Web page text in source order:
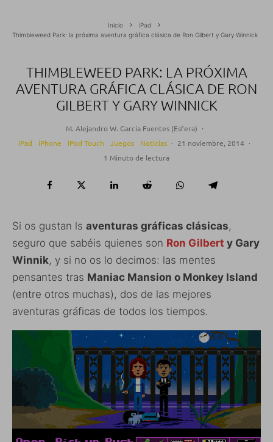
Inicio
iPad
Thimbleweed Park: la próxima aventura gráfica clásica de Ron Gilbert y Gary Winnick
THIMBLEWEED PARK: LA PRÓXIMA
AVENTURA GRÁFICA CLÁSICA DE RON
GILBERT Y GARY WINNICK
M. Alejandro W. García Fuentes (Esfera) ·
iPad
iPhone iPod Touch Juegos Noticias · 21 noviembre, 2014 ·
1 Minuto de lectura
Si os gustan ls aventuras gráficas clásicas,
seguro que sabéis quienes son Ron Gilbert y Gary
Winnik, y si no os lo decimos: las mentes
pensantes tras Maniac Mansion o Monkey Island
(entre otros muchas), dos de las mejores
aventuras gráficas de todos los tiempos.